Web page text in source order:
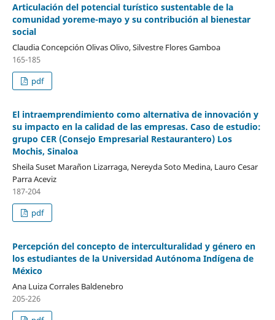
Articulación del potencial turístico sustentable de la
comunidad yoreme-mayo y su contribución al bienestar
social
Claudia Concepción Olivas Olivo, Silvestre Flores Gamboa
165-185
pdf
El intraemprendimiento como alternativa de innovación y
su impacto en la calidad de las empresas. Caso de estudio:
grupo CER (Consejo Empresarial Restaurantero) Los
Mochis, Sinaloa
Sheila Suset Marañon Lizarraga, Nereyda Soto Medina, Lauro Cesar
Parra Aceviz
187-204
pdf
Percepción del concepto de interculturalidad y género en
los estudiantes de la Universidad Autónoma Indígena de
México
Ana Luiza Corrales Baldenebro
205-226